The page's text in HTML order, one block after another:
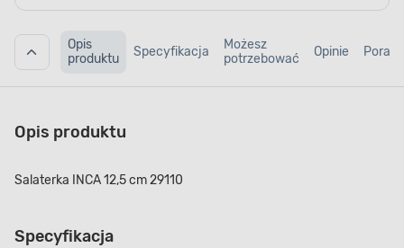
Opis
produktu
Specyfikacja
Możesz
potrzebować
Opinie Porady
Opis produktu
Salaterka INCA 12,5 cm 29110
Specyfikacja